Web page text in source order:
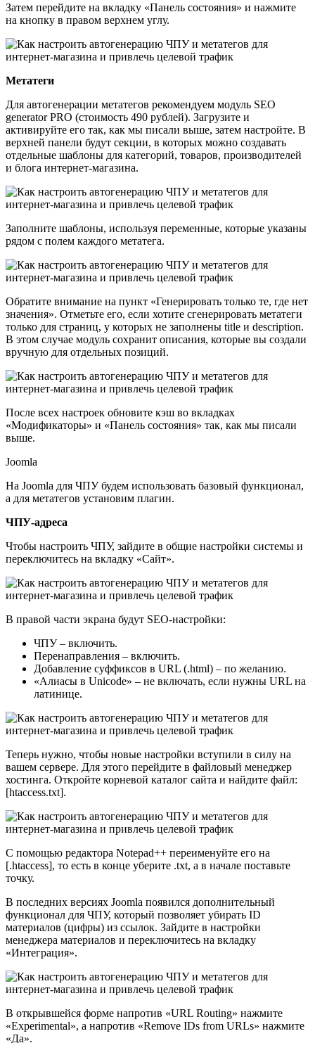
Затем перейдите на вкладку «Панель состояния» и нажмите
на кнопку в правом верхнем углу.
Метатеги
Для автогенерации метатегов рекомендуем модуль SEO
generator PRO (стоимость 490 рублей). Загрузите и
активируйте его так, как мы писали выше, затем настройте. В
верхней панели будут секции, в которых можно создавать
отдельные шаблоны для категорий, товаров, производителей
и блога интернет-магазина.
Заполните шаблоны, используя переменные, которые указаны
рядом с полем каждого метатега.
Обратите внимание на пункт «Генерировать только те, где нет
значения». Отметьте его, если хотите сгенерировать метатеги
только для страниц, у которых не заполнены title и description.
В этом случае модуль сохранит описания, которые вы создали
вручную для отдельных позиций.
После всех настроек обновите кэш во вкладках
«Модификаторы» и «Панель состояния» так, как мы писали
выше.
Joomla
На Joomla для ЧПУ будем использовать базовый функционал,
а для метатегов установим плагин.
ЧПУ-адреса
Чтобы настроить ЧПУ, зайдите в общие настройки системы и
переключитесь на вкладку «Сайт».
В правой части экрана будут SEO-настройки:
ЧПУ – включить.
Перенаправления – включить.
Добавление суффиксов в URL (.html) – по желанию.
«Алиасы в Unicode» – не включать, если нужны URL на
латинице.
Теперь нужно, чтобы новые настройки вступили в силу на
вашем сервере. Для этого перейдите в файловый менеджер
хостинга. Откройте корневой каталог сайта и найдите файл:
[htaccess.txt].
С помощью редактора Notepad++ переименуйте его на
[.htaccess], то есть в конце уберите .txt, а в начале поставьте
точку.
В последних версиях Joomla появился дополнительный
функционал для ЧПУ, который позволяет убирать ID
материалов (цифры) из ссылок. Зайдите в настройки
менеджера материалов и переключитесь на вкладку
«Интеграция».
В открывшейся форме напротив «URL Routing» нажмите
«Experimental», а напротив «Remove IDs from URLs» нажмите
«Да».